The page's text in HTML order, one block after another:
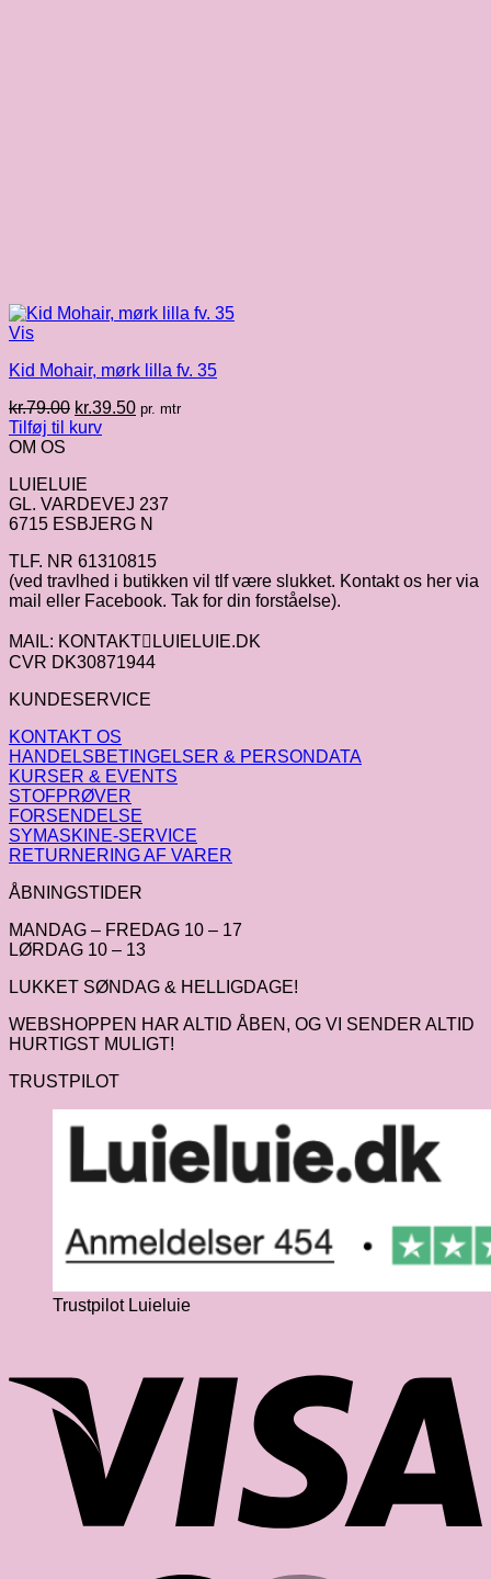
Vis
Kid Mohair, mørk lilla fv. 35
kr.79.00 Den
oprindelige
kr.79.00.
kr.39.50Den
pr. mtr
Tilføj til kurv
OM OS
LUIELUIE
GL. VARDEVEJ 237
6715 ESBJERG N
TLF. NR 61310815
(ved travlhed i butikken vil tlf være slukket. Kontakt os her via
mail eller Facebook. Tak for din forståelse).
MAIL: KONTAKTLUIELUIE.DK
CVR DK30871944
KUNDESERVICE
KONTAKT OS
HANDELSBETINGELSER & PERSONDATA
KURSER & EVENTS
STOFPRØVER
FORSENDELSE
SYMASKINE-SERVICE
RETURNERING AF VARER
ÅBNINGSTIDER
MANDAG – FREDAG 10 – 17
LØRDAG 10 – 13
LUKKET SØNDAG & HELLIGDAGE!
WEBSHOPPEN HAR ALTID ÅBEN, OG VI SENDER ALTID
HURTIGST MULIGT!
TRUSTPILOT
Trustpilot Luieluie